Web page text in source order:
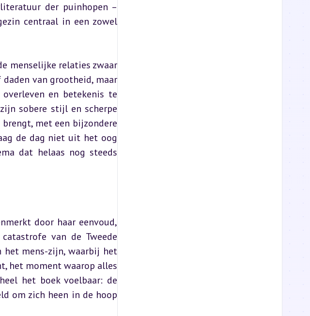
der puinhopen –
centraal in een zowel
menselijke relaties zwaar
van grootheid, maar
en betekenis te
sobere stijl en scherpe
met een bijzondere
de dag niet uit het oog
dat helaas nog steeds
door haar eenvoud,
van de Tweede
het mens-zijn, waarbij het
het moment waarop alles
het boek voelbaar: de
om zich heen in de hoop